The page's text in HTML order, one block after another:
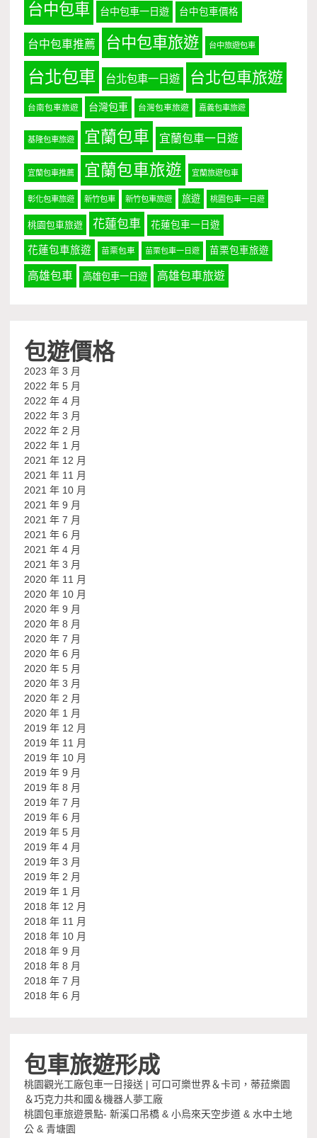
台中包車 台中包車一日遊 台中包車價格
台中包車推薦 台中包車旅遊 台中旅遊包車
台北包車 台北包車一日遊 台北包車旅遊
台南包車旅遊 台灣包車 台灣包車旅遊 嘉義包車旅遊
基隆包車旅遊 宜蘭包車 宜蘭包車一日遊
宜蘭包車推薦 宜蘭包車旅遊 宜蘭旅遊包車
彰化包車旅遊 新竹包車 新竹包車旅遊 旅遊 桃園包車一日遊
桃園包車旅遊 花蓮包車 花蓮包車一日遊
花蓮包車旅遊 苗栗包車 苗栗包車一日遊 苗栗包車旅遊
高雄包車 高雄包車一日遊 高雄包車旅遊
包遊價格
2023 年 3 月
2022 年 5 月
2022 年 4 月
2022 年 3 月
2022 年 2 月
2022 年 1 月
2021 年 12 月
2021 年 11 月
2021 年 10 月
2021 年 9 月
2021 年 7 月
2021 年 6 月
2021 年 4 月
2021 年 3 月
2020 年 11 月
2020 年 10 月
2020 年 9 月
2020 年 8 月
2020 年 7 月
2020 年 6 月
2020 年 5 月
2020 年 3 月
2020 年 2 月
2020 年 1 月
2019 年 12 月
2019 年 11 月
2019 年 10 月
2019 年 9 月
2019 年 8 月
2019 年 7 月
2019 年 6 月
2019 年 5 月
2019 年 4 月
2019 年 3 月
2019 年 2 月
2019 年 1 月
2018 年 12 月
2018 年 11 月
2018 年 10 月
2018 年 9 月
2018 年 8 月
2018 年 7 月
2018 年 6 月
包車旅遊形成
桃園觀光工廠包車一日接送 | 可口可樂世界＆卡司，蒂菈樂園
＆巧克力共和國＆機器人夢工廠
桃園包車旅遊景點- 新溪口吊橋 & 小烏來天空步道 & 水中土地
公 & 青塘園